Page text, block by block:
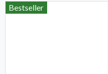
Bestseller